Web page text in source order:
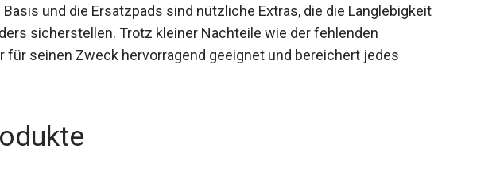
und die Ersatzpads sind nützliche Extras, die die Langlebigkeit
sicherstellen. Trotz kleiner Nachteile wie der fehlenden
für seinen Zweck hervorragend geeignet und bereichert jedes